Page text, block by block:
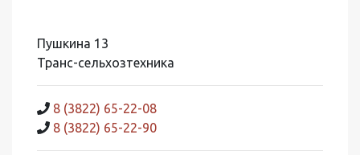
Пушкина 13
Транс-сельхозтехника
8 (3822) 65-22-08
8 (3822) 65-22-90